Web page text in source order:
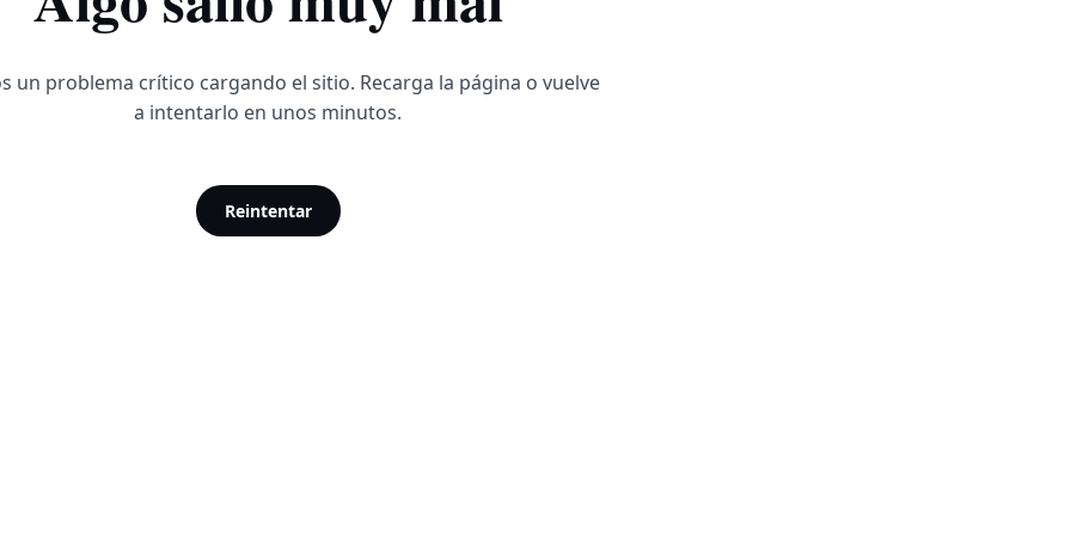
un problema crítico cargando el sitio. Recarga la página o vuelve
a intentarlo en unos minutos.
Reintentar